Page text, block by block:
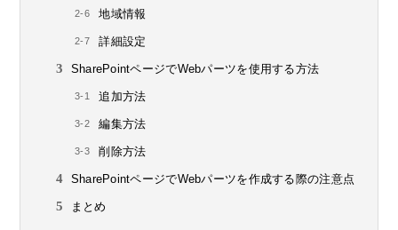
地域情報
詳細設定
SharePointページでWebパーツを使用する方法
追加方法
編集方法
削除方法
SharePointページでWebパーツを作成する際の注意点
まとめ